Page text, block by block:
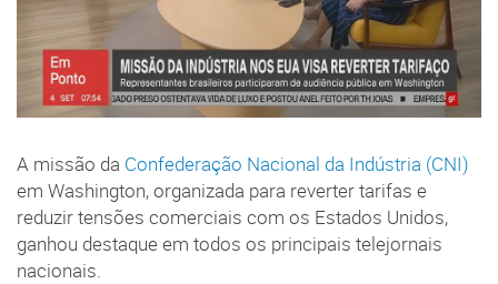
A missão da Confederação Nacional da Indústria (CNI)
em Washington, organizada para reverter tarifas e
reduzir tensões comerciais com os Estados Unidos,
ganhou destaque em todos os principais telejornais
nacionais.